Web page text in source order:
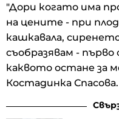
"Дори когато има
на цените - при
кашкавала,
съобразявам -
каквото остане за
Костадинка Спасова.